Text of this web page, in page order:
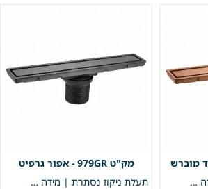
תעלת ניקוז נסתרת | מידה 9/79 | דגם "LINEA" | רוז גולד מוברש | מק"ט 979RZ
979GR - אפור גרפיט
תעלת ניקוז נסתרת | מידה 9/79 | דגם "LINEA" | אפור גרפיט | מק"ט 979GR